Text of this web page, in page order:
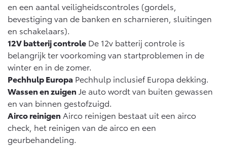
Vanaf € 46.301,- Vanaf € 56.570,-
Land Cruiser (excl. BTW)
Vanaf € 89.986,-
en een aantal veiligheidscontroles (gordels,
bevestiging van de banken en scharnieren, sluitingen
en schakelaars).
12V batterij controle De 12v batterij controle is
belangrijk ter voorkoming van startproblemen in de
winter en in de zomer.
Pechhulp Europa Pechhulp inclusief Europa dekking.
Wassen en zuigen Je auto wordt van buiten gewassen
en van binnen gestofzuigd.
Airco reinigen Airco reinigen bestaat uit een airco
check, het reinigen van de airco en een
geurbehandeling.